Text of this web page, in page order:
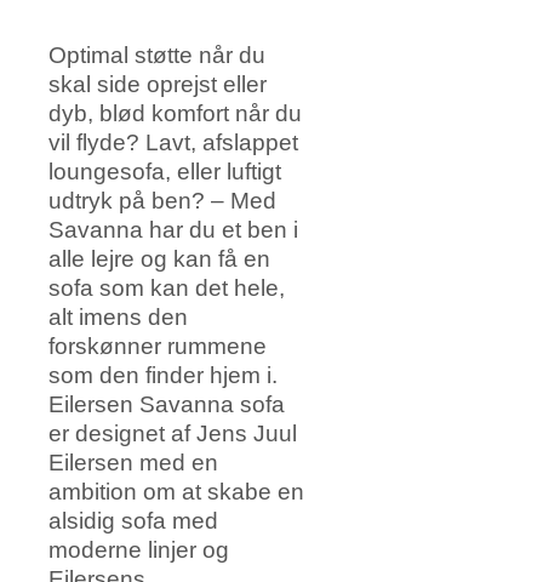
Optimal støtte når du
skal side oprejst eller
dyb, blød komfort når du
vil flyde? Lavt, afslappet
loungesofa, eller luftigt
udtryk på ben? – Med
Savanna har du et ben i
alle lejre og kan få en
sofa som kan det hele,
alt imens den
forskønner rummene
som den finder hjem i.
Eilersen Savanna sofa
er designet af Jens Juul
Eilersen med en
ambition om at skabe en
alsidig sofa med
moderne linjer og